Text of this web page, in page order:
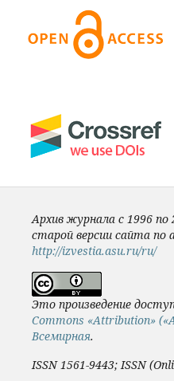
Архив журнала с 1996 по
старой версии сайта по
http://izvestia.asu.ru/ru/
Это произведение
Commons «Attribution»
Всемирная.
ISSN 1561-9443; ISSN